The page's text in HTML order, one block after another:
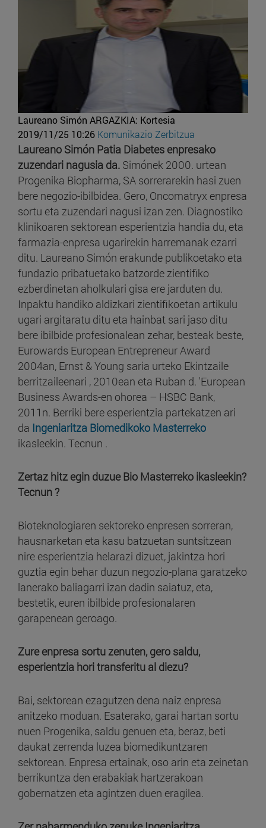
Laureano Simón ARGAZKIA: Kortesia
2019/11/25 10:26 Komunikazio Zerbitzua
Laureano Simón Patia Diabetes enpresako
zuzendari nagusia da. Simónek 2000. urtean
Progenika Biopharma, SA sorrerarekin hasi zuen
bere negozio-ibilbidea. Gero, Oncomatryx enpresa
sortu eta zuzendari nagusi izan zen. Diagnostiko
klinikoaren sektorean esperientzia handia du, eta
farmazia-enpresa ugarirekin harremanak ezarri
ditu. Laureano Simón erakunde publikoetako eta
fundazio pribatuetako batzorde zientifiko
ezberdinetan aholkulari gisa ere jarduten du.
Inpaktu handiko aldizkari zientifikoetan artikulu
ugari argitaratu ditu eta hainbat sari jaso ditu
bere ibilbide profesionalean zehar, besteak beste,
Eurowards European Entrepreneur Award
2004an, Ernst & Young saria urteko Ekintzaile
berritzaileenari , 2010ean eta Ruban d. 'European
Business Awards-en ohorea – HSBC Bank,
2011n. Berriki bere esperientzia partekatzen ari
da Ingeniaritza Biomedikoko Masterreko
ikasleekin. Tecnun .
Zertaz hitz egin duzue Bio Masterreko ikasleekin?
Tecnun ?
Bioteknologiaren sektoreko enpresen sorreran,
hausnarketan eta kasu batzuetan suntsitzean
nire esperientzia helarazi dizuet, jakintza hori
guztia egin behar duzun negozio-plana garatzeko
lanerako baliagarri izan dadin saiatuz, eta,
bestetik, euren ibilbide profesionalaren
garapenean geroago.
Zure enpresa sortu zenuten, gero saldu,
esperientzia hori transferitu al diezu?
Bai, sektorean ezagutzen dena naiz enpresa
anitzeko moduan. Esaterako, garai hartan sortu
nuen Progenika, saldu genuen eta, beraz, beti
daukat zerrenda luzea biomedikuntzaren
sektorean. Enpresa ertainak, oso arin eta zeinetan
berrikuntza den erabakiak hartzerakoan
gobernatzen eta agintzen duen eragilea.